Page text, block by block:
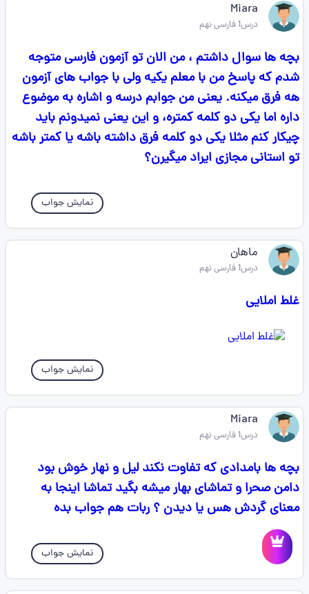
Miara
درس1 فارسی نهم
بچه ها سوال داشتم ، من الان تو آزمون فارسی متوجه
شدم که پاسخ من با معلم یکیه ولی با جواب های آزمون
هه فرق میکنه. یعنی من جوابم درسه و اشاره به موضوع
داره اما یکی دو کلمه کمتره، و این یعنی نمیدونم باید
چیکار کنم مثلا یکی دو کلمه فرق داشته باشه یا کمتر باشه
تو استانی مجازی ایراد میگیرن؟
نمایش جواب
ماهان
درس1 فارسی نهم
غلط املایی
نمایش جواب
Miara
درس1 فارسی نهم
بچه ها بامدادی که تفاوت نکند لیل و نهار خوش بود
دامن صحرا و تماشای بهار میشه بگید تماشا اینجا به
معنای گردش هس یا دیدن ؟ ربات هم جواب بده
نمایش جواب